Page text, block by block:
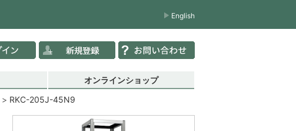
English
オンラインショップ
RKC-205J-45N9